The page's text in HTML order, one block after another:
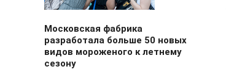
Московская фабрика
разработала больше 50 новых
видов мороженого к летнему
сезону